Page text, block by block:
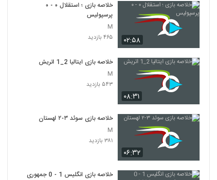
۰۲:۵۸
خلاصه بازی ؛ استقلال ۰ - ۰
پرسپولیس
M
۴۶۵ بازدید
۰۸:۳۱
خلاصه بازی ایتالیا 2_1 اتريش
M
۵۴۳ بازدید
۰۶:۳۲
خلاصه بازی سوئد ۳-۲ لهستان
M
۳۸۱ بازدید
خلاصه بازی انگلیس 1 - 0 جمهوری